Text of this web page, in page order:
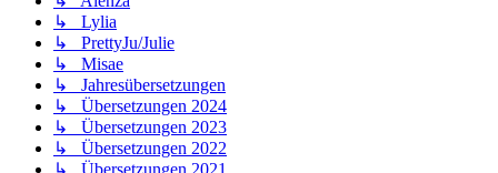
↳ Lylia
↳ PrettyJu/Julie
↳ Misae
↳ Jahresübersetzungen
↳ Übersetzungen 2024
↳ Übersetzungen 2023
↳ Übersetzungen 2022